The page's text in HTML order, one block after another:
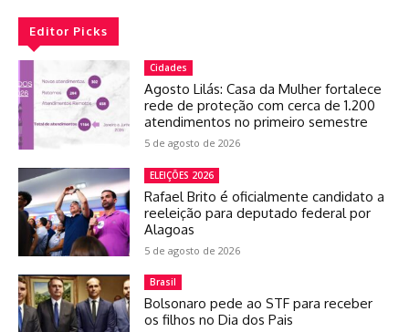
Editor Picks
Cidades
Agosto Lilás: Casa da Mulher fortalece
rede de proteção com cerca de 1.200
atendimentos no primeiro semestre
5 de agosto de 2026
ELEIÇÕES 2026
Rafael Brito é oficialmente candidato a
reeleição para deputado federal por
Alagoas
5 de agosto de 2026
Brasil
Bolsonaro pede ao STF para receber
os filhos no Dia dos Pais